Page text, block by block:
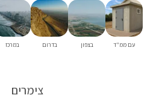
עם ממ"ד בצפון בדרום במרכז
צימרים